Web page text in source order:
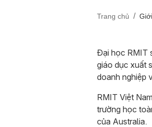
Trang chủ /
Đại học RMIT
giáo dục xuất
doanh nghiệp
RMIT Việt
trường học
của Australia.